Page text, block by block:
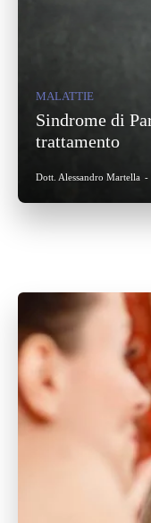
MALATTIE
Sindrome di
trattamento
Dott. Alessandro Martella -